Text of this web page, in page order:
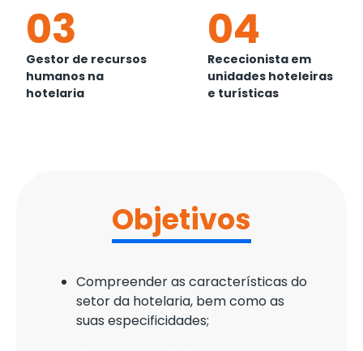
03
Gestor de recursos
humanos na
hotelaria
04
Rececionista em
unidades hoteleiras
e turísticas
Objetivos
Compreender as características do
setor da hotelaria, bem como as
suas especificidades;